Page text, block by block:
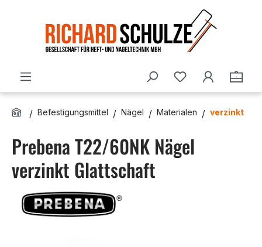
Du hast 0
Befestigungsmittel Nägel Materialen verzinkt
Prebena T22/60NK Nägel
verzinkt Glattschaft